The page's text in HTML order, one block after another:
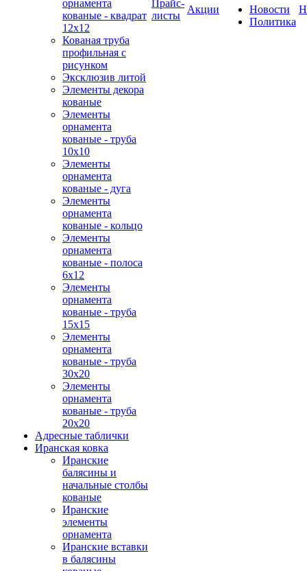
орнамента
кованые - квадрат
12х12
Кованая труба
профильная с
рисунком
Эксклюзив литой
Элементы декора
кованые
Элементы
орнамента
кованые - труба
10х10
Элементы
орнамента
кованые - дуга
Элементы
орнамента
кованые - кольцо
Элементы
орнамента
кованые - полоса
6х12
Элементы
орнамента
кованые - труба
15х15
Элементы
орнамента
кованые - труба
30х20
Элементы
орнамента
кованые - труба
20х20
Адресные таблички
Иранская ковка
Иранские
балясины и
начальные столбы
кованые
Иранские
элементы
орнамента
Иранские вставки
в балясины
Прайс-
листы
Акции
Новости
Политика